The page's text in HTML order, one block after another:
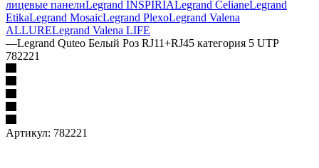
лицевые панелиLegrand INSPIRIALegrand CelianeLegrand
EtikaLegrand MosaicLegrand PlexoLegrand Valena
ALLURELegrand Valena LIFE
—Legrand Quteo Белый Роз RJ11+RJ45 категория 5 UTP
782221
Артикул: 782221